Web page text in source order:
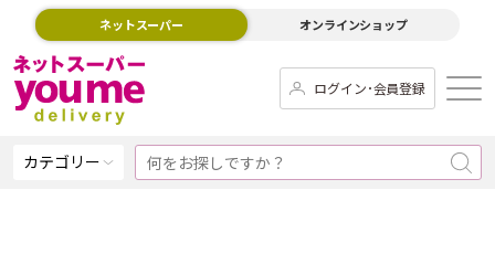
ネットスーパー オンラインショップ
ログイン･会員登録
カテゴリー